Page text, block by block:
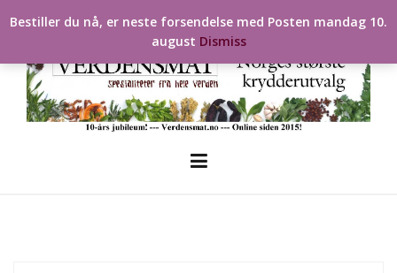
toBestiller du nå, er neste forsendelse med Posten mandag 10.
august Dismiss